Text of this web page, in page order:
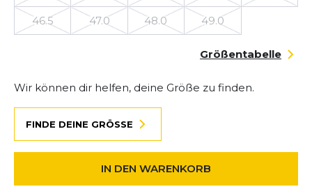
46.5 47.0 48.0 49.0
Größentabelle
Wir können dir helfen, deine Größe zu finden.
FINDE DEINE GRÖSSE
IN DEN WARENKORB